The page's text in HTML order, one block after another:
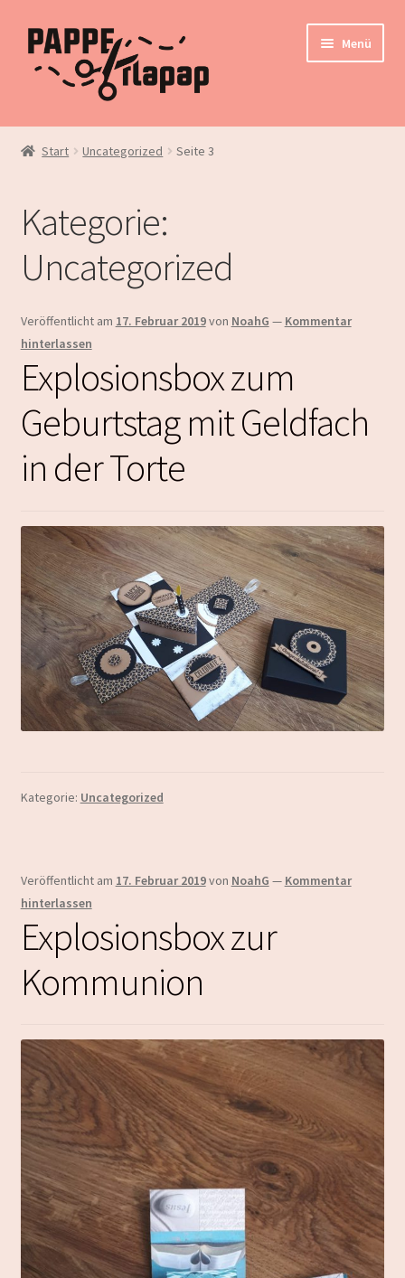
Zur
Navigation
springen
Zum
Inhalt
springen
Menü
Home
Instagram
Shop
Start Uncategorized Seite 3
Kategorie:
Uncategorized
Veröffentlicht am 17. Februar 2019von NoahG — Kommentar
hinterlassen
Explosionsbox zum
Geburtstag mit Geldfach
in der Torte
Kategorie: Uncategorized
Veröffentlicht am 17. Februar 2019von NoahG — Kommentar
hinterlassen
Explosionsbox zur
Kommunion